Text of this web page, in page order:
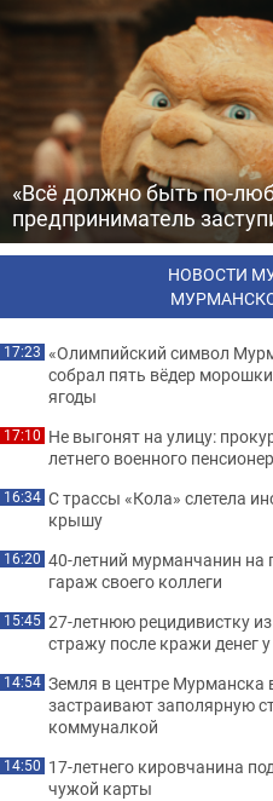
«Всё должно быть по-
предприниматель
НОВОСТИ
17:23 «Олимпийский символ
собрал пять вёдер
ягоды
17:10 Не выгонят на улицу:
летнего военного
16:34 С трассы «Кола» слетела
крышу
16:20 40-летний мурманчанин на
гараж своего коллеги
15:45 27-летнюю рецидивистку
стражу после кражи денег
14:54 Земля в центре Мурманска
застраивают заполярную
коммуналкой
14:50 17-летнего кировчанина
чужой карты